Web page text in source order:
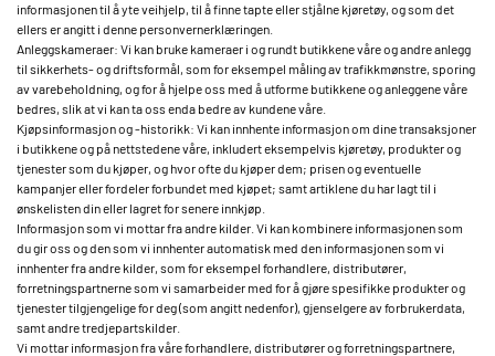
informasjonen til å yte veihjelp, til å finne tapte eller stjålne kjøretøy, og som det
ellers er angitt i denne personvernerklæringen.
Anleggskameraer: Vi kan bruke kameraer i og rundt butikkene våre og andre anlegg
til sikkerhets- og driftsformål, som for eksempel måling av trafikkmønstre, sporing
av varebeholdning, og for å hjelpe oss med å utforme butikkene og anleggene våre
bedres, slik at vi kan ta oss enda bedre av kundene våre.
Kjøpsinformasjon og -historikk: Vi kan innhente informasjon om dine transaksjoner
i butikkene og på nettstedene våre, inkludert eksempelvis kjøretøy, produkter og
tjenester som du kjøper, og hvor ofte du kjøper dem; prisen og eventuelle
kampanjer eller fordeler forbundet med kjøpet; samt artiklene du har lagt til i
ønskelisten din eller lagret for senere innkjøp.
Informasjon som vi mottar fra andre kilder. Vi kan kombinere informasjonen som
du gir oss og den som vi innhenter automatisk med den informasjonen som vi
innhenter fra andre kilder, som for eksempel forhandlere, distributører,
forretningspartnerne som vi samarbeider med for å gjøre spesifikke produkter og
tjenester tilgjengelige for deg (som angitt nedenfor), gjenselgere av forbrukerdata,
samt andre tredjepartskilder.
Vi mottar informasjon fra våre forhandlere, distributører og forretningspartnere,